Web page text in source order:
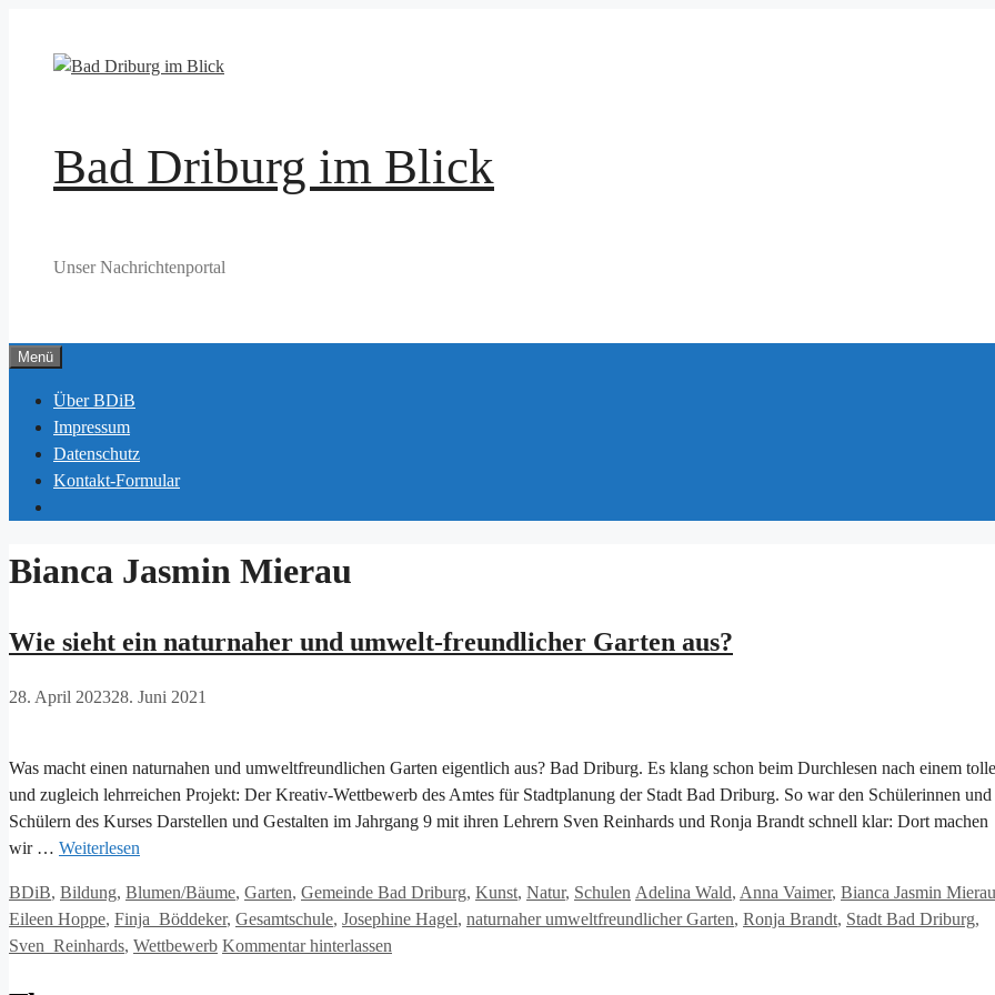
springen
Bad Driburg im Blick
Unser Nachrichtenportal
Menü
Über BDiB
Impressum
Datenschutz
Kontakt-Formular
Bianca Jasmin Mierau
Wie sieht ein naturnaher und umwelt-freundlicher Garten aus?
28. April 202328. Juni 2021
Was macht einen naturnahen und umweltfreundlichen Garten eigentlich aus? Bad Driburg. Es klang schon beim Durchlesen nach einem
und zugleich lehrreichen Projekt: Der Kreativ-Wettbewerb des Amtes für Stadtplanung der Stadt Bad Driburg. So war den Schülerinnen und
Schülern des Kurses Darstellen und Gestalten im Jahrgang 9 mit ihren Lehrern Sven Reinhards und Ronja Brandt schnell klar: Dort machen
wir … Weiterlesen
Kategorien
BDiB, Bildung, Blumen/Bäume, Garten, Gemeinde Bad Driburg, Kunst, Natur, Schulen Schlagwörter
Adelina Wald, Anna Vaimer, Bianca Jasmin Mierau
Eileen Hoppe, Finja Böddeker, Gesamtschule, Josephine Hagel, naturnaher umweltfreundlicher Garten, Ronja Brandt, Stadt Bad Driburg,
Sven Reinhards, Wettbewerb Kommentar hinterlassen